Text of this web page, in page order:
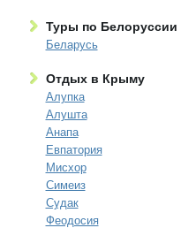
Туры по Белоруссии
Беларусь
Отдых в Крыму
Алупка
Алушта
Анапа
Евпатория
Мисхор
Симеиз
Судак
Феодосия